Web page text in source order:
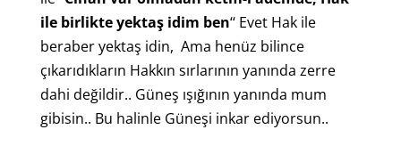
ile birlikte yektaş idim ben‘‘ Evet Hak ile
beraber yektaş idin, Ama henüz bilince
çıkarıdıkların Hakkın sırlarının yanında zerre
dahi değildir.. Güneş ışığının yanında mum
gibisin.. Bu halinle Güneşi inkar ediyorsun..